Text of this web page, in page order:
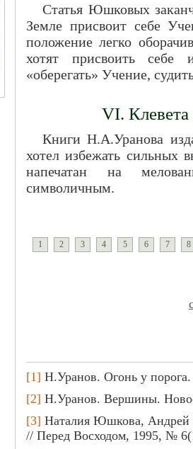
Статья Юшковых
Земле присвоит себе
положение легко
хотят присвоить себе
«оберегать» Учение,
VI. Клевета
Книги Н.А.Уранова
хотел избежать сильных
напечатан на
символичным.
1 2 3 4 5 6 7 8
[1] Н.Уранов. Огонь у
[2] Н.Уранов. Вершины.
[3] Наталия Юшкова, Андрей
// Перед Восходом, 1995, №